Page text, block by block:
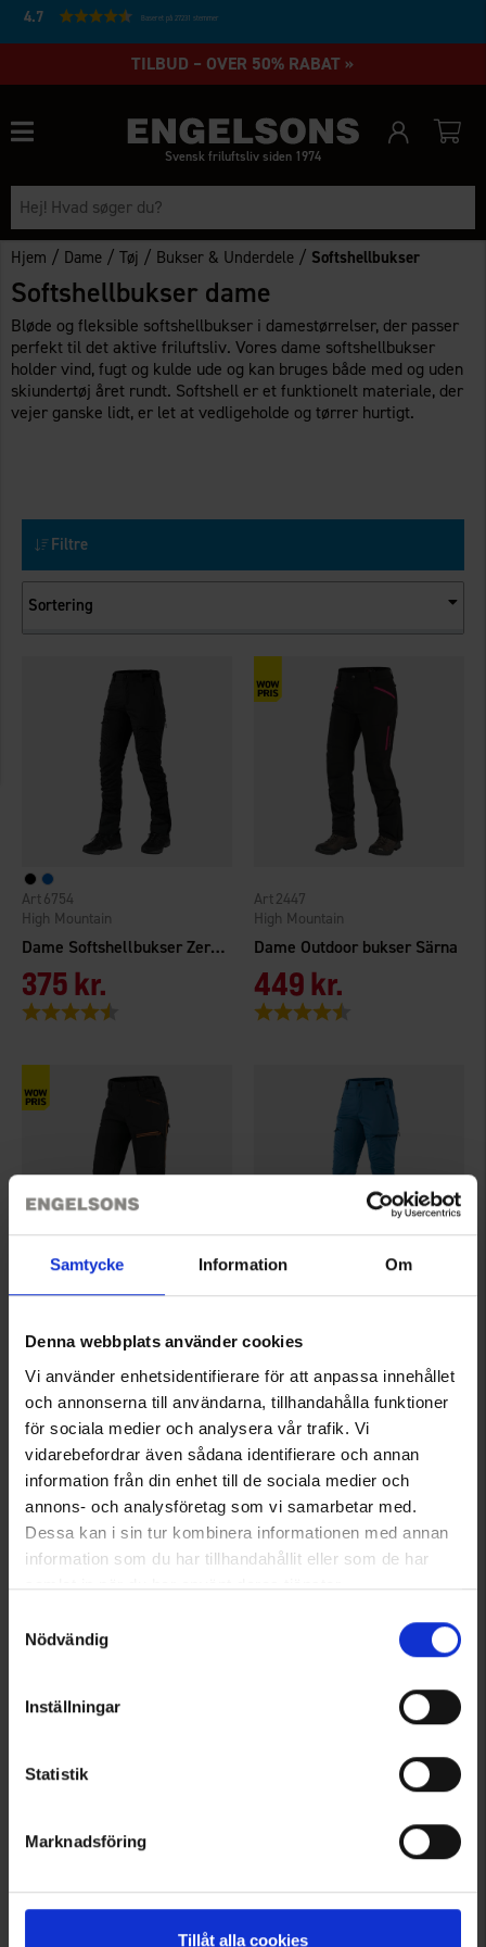
Samtycke Information Om
Denna webbplats använder cookies
Vi använder enhetsidentifierare för att anpassa innehållet
och annonserna till användarna, tillhandahålla funktioner
för sociala medier och analysera vår trafik. Vi
vidarebefordrar även sådana identifierare och annan
information från din enhet till de sociala medier och
annons- och analysföretag som vi samarbetar med.
Dessa kan i sin tur kombinera informationen med annan
information som du har tillhandahållit eller som de har
samlat in när du har använt deras tjänster.
Nödvändig
Inställningar
Statistik
Marknadsföring
Tillåt alla cookies
4.7 Baseret på 27231 stemmer
TILBUD – OVER 50% RABAT »
Svensk friluftsliv siden 1974
Hjem / Dame /Tøj / Bukser & Underdele / Softshellbukser
Softshellbukser dame
Bløde og fleksible softshellbukser i damestørrelser, der passer
perfekt til det aktive friluftsliv. Vores dame softshellbukser
holder vind, fugt og kulde ude og kan bruges både med og uden
skiundertøj året rundt. Softshell er et funktionelt materiale, der
vejer ganske lidt, er let at vedligeholde og tørrer hurtigt.​
Filtre
Sortering
Dame Softshellbukser Zermatt
High Mountain
6754
375 kr.
Vurdering:
Dame Outdoor bukser Särna
High Mountain
2447
449 kr.
Vurdering:
375 kr. 375 kr.
Vurdering:
1824
Viser 1–5 ud af 5 produkter